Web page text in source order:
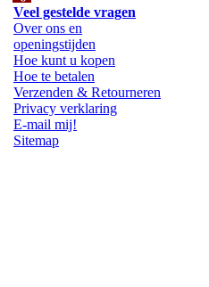
Veel gestelde vragen
Over ons en
openingstijden
Hoe kunt u kopen
Hoe te betalen
Verzenden & Retourneren
Privacy verklaring
E-mail mij!
Sitemap